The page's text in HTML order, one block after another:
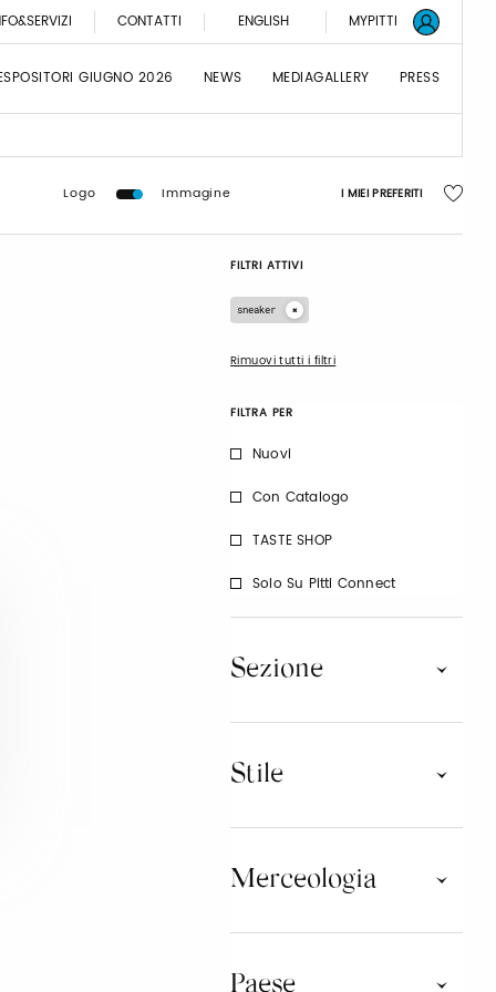
CONTATTI ENGLISH MYPITTI
GIUGNO 2026 NEWS MEDIAGALLERY PRESS
Logo Immagine I MIEI PREFERITI
FILTRI ATTIVI
sneaker
Rimuovi tutti i filtri
FILTRA PER
Nuovi
Con Catalogo
TASTE SHOP
Solo Su Pitti Connect
Sezione
Stile
Contemporaneo
Luxury Brands
Merceologia
Paese